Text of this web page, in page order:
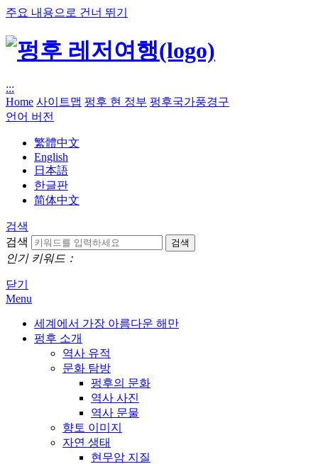
주요 내용으로 건너 뛰기
:::
Home 사이트맵 펑후 현 정부 펑후국가풍경구
언어 버전
繁體中文
English
日本語
한글판
简体中文
검색
검색
인기 키워드：
닫기
Menu
세계에서 가장 아름다운 해만
펑후 소개
역사 유적
문화 탐방
펑후의 문화
역사 사진
역사 문물
향토 이미지
자연 생태
현무암 지질